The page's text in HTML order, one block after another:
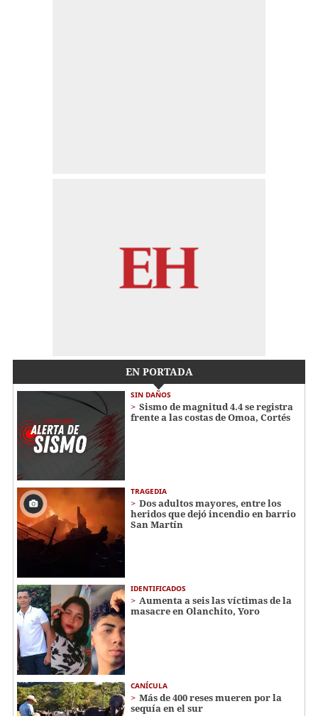
EN PORTADA
SIN DAÑOS
Sismo de magnitud 4.4 se registra
frente a las costas de Omoa, Cortés
TRAGEDIA
Dos adultos mayores, entre los
heridos que dejó incendio en barrio
San Martín
IDENTIFICADOS
Aumenta a seis las víctimas de la
masacre en Olanchito, Yoro
CANÍCULA
Más de 400 reses mueren por la
sequía en el sur